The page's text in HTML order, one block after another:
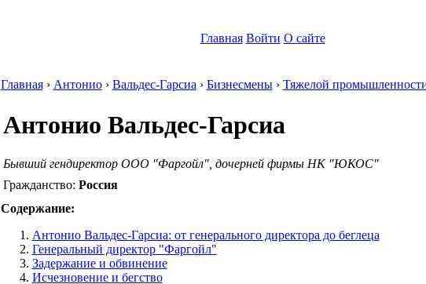
Главная Войти О сайте
Главная› Антонио› Вальдес-Гарсиа › Бизнесмены› Тяжелой
Антонио Вальдес-Гарсиа
Бывший гендиректор ООО "Фаргойл", дочерней фирмы НК "ЮКОС"
Гражданство: Россия
Содержание:
Антонио Вальдес-Гарсиа: от генерального директора до беглеца
Генеральный директор "Фаргойл"
Задержание и обвинение
Исчезновение и бегство